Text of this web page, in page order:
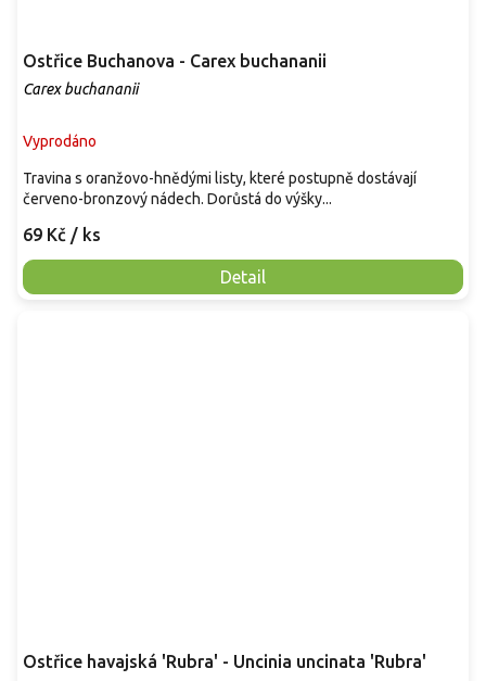
Ostřice Buchanova - Carex buchananii
Carex buchananii
Vyprodáno
69 Kč / ks
Detail
Travina s oranžovo-hnědými listy, které postupně dostávají
červeno-bronzový nádech. Dorůstá do výšky...
Ostřice havajská 'Rubra' - Uncinia uncinata 'Rubra'